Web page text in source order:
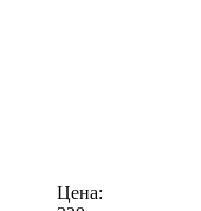
Цена: